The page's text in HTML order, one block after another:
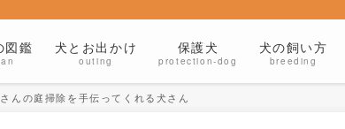
図鑑 犬とお出かけ
outing
保護犬
protection-dog
犬の飼い方
breeding
んの庭掃除を手伝ってくれる犬さん